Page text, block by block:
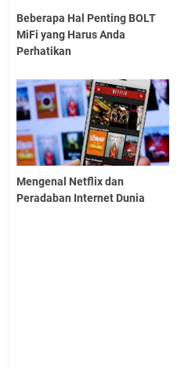
Beberapa Hal Penting BOLT
MiFi yang Harus Anda
Perhatikan
Mengenal Netflix dan
Peradaban Internet Dunia